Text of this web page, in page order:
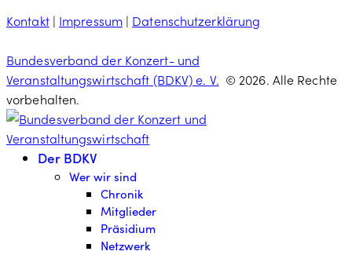
Kontakt| Impressum| Datenschutzerklärung
Bundesverband der Konzert- und
Veranstaltungswirtschaft (BDKV) e. V. © 2026. Alle Rechte
vorbehalten.
Der BDKV
Wer wir sind
Chronik
Mitglieder
Präsidium
Netzwerk